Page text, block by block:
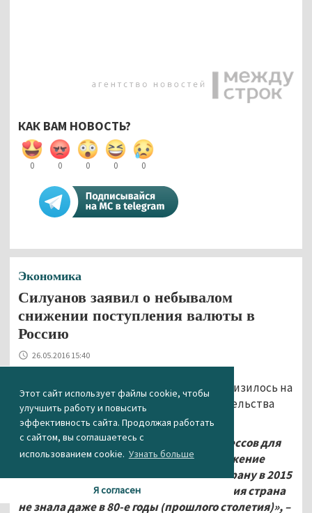
Этот сайт использует файлы cookie, чтобы
улучшить работу и повысить
эффективность сайта. Продолжая работать
с сайтом, вы соглашаетесь с
использованием cookie. Узнать больше
Я согласен
КАК ВАМ НОВОСТЬ?
0 0 0 0 0
Экономика
Силуанов заявил о небывалом
снижении поступления валюты в
Россию
26.05.2016 15:40
Поступление валюты в РФ в 2015 году снизилось на
13% ВВП, сообщил на заседании правительства
министр финансов Антон Силуанов.
«Прошлый год стал годом больших стрессов для
российской экономики и бюджета, снижение
поступления иностранной валюты в страну в 2015
году составило 13% ВВП, такого снижения страна
не знала даже в 80-е годы (прошлого столетия)», –